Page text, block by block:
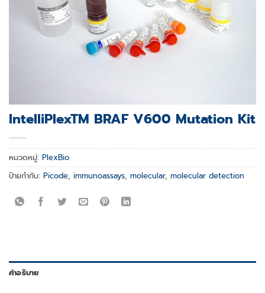
IntelliPlexTM BRAF V600 Mutation Kit
หมวดหมู่: PlexBio
ป้ายกำกับ: Picode, immunoassays, molecular, molecular detection
คำอธิบาย